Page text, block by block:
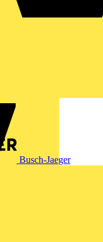
Busch-Jaeger